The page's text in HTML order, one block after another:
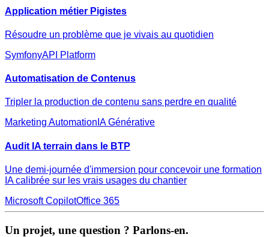
Application métier Pigistes
Résoudre un problème que je vivais au quotidien
SymfonyAPI Platform
Automatisation de Contenus
Tripler la production de contenu sans perdre en qualité
Marketing Automation IA Générative
Audit IA terrain dans le BTP
Une demi-journée d'immersion pour concevoir une formation
IA calibrée sur les vrais usages du chantier
Microsoft CopilotOffice 365
Un projet, une question ? Parlons-en.